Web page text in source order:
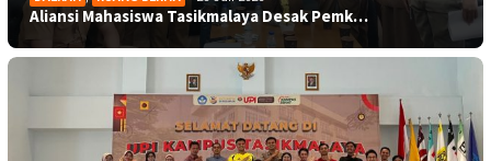
Aliansi Mahasiswa Tasikmalaya Desak Pemk…